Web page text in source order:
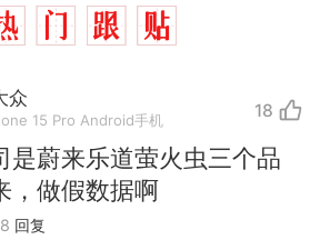
众
15 Pro Android手机 18
是蔚来乐道萤火虫三个品
，做假数据啊
回复
热
十多万人报名的考试，成绩
部作废，公平么？